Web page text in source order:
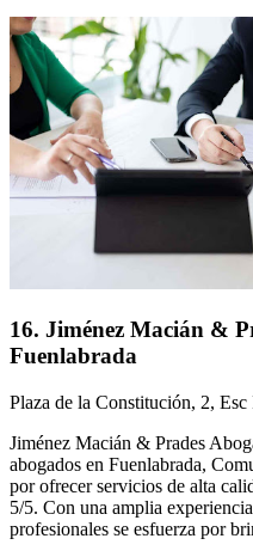
16. Jiménez Macián &
Fuenlabrada
Plaza de la Constitución, 2,
Jiménez Macián & Prades
abogados en Fuenlabrada,
por ofrecer servicios de alta
5/5. Con una amplia
profesionales se esfuerza por